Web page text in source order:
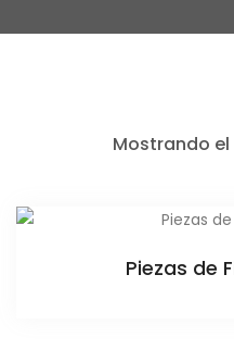
Mostrando
Piezas de